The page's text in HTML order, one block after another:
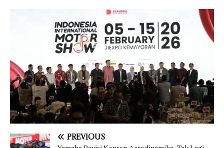
PREVIOUS